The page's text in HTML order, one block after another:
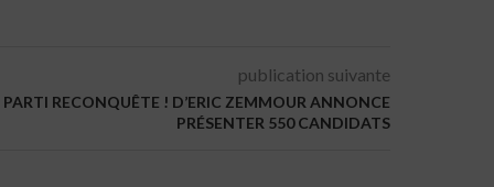
publication suivante
PARTI RECONQUÊTE ! D’ERIC ZEMMOUR ANNONCE
PRÉSENTER 550 CANDIDATS